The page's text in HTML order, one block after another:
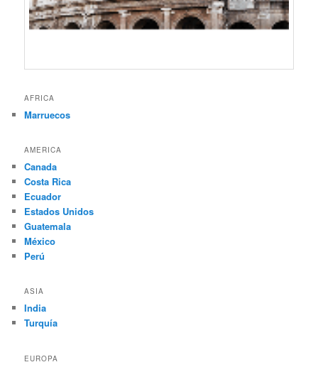
AFRICA
Marruecos
AMERICA
Canada
Costa Rica
Ecuador
Estados Unidos
Guatemala
México
Perú
ASIA
India
Turquía
EUROPA